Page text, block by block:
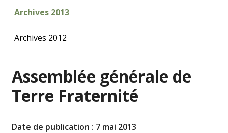
Archives 2013
Archives 2012
Assemblée générale de
Terre Fraternité
Date de publication : 7 mai 2013